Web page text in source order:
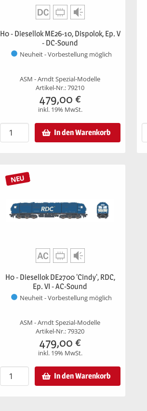
H0 - Diesellok ME26-10, Dispolok, Ep. V
- DC-Sound
Neuheit - Vorbestellung möglich
ASM - Arndt Spezial-Modelle
Artikel-Nr.: 79210
479,00 €
inkl. 19% MwSt.
In den Warenkorb
NEU
H0 - Diesellok DE2700 'Cindy', RDC,
Ep. VI - AC-Sound
Neuheit - Vorbestellung möglich
ASM - Arndt Spezial-Modelle
Artikel-Nr.: 79320
479,00 €
inkl. 19% MwSt.
In den Warenkorb